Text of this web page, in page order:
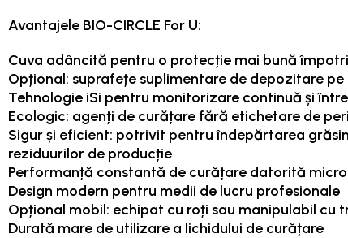
Avantajele BIO-CIRCLE For U:
Cuva adâncită pentru o protecție mai bună
Opțional: suprafețe suplimentare de depozitare
Tehnologie iSi pentru monitorizare continuă și
Ecologic: agenți de curățare fără etichetare de
Sigur și eficient: potrivit pentru îndepărtarea
reziduurilor de producție
Performanță constantă de curățare datorită
Design modern pentru medii de lucru profesionale
Opțional mobil: echipat cu roți sau manipulabil cu
Durată mare de utilizare a lichidului de curățare